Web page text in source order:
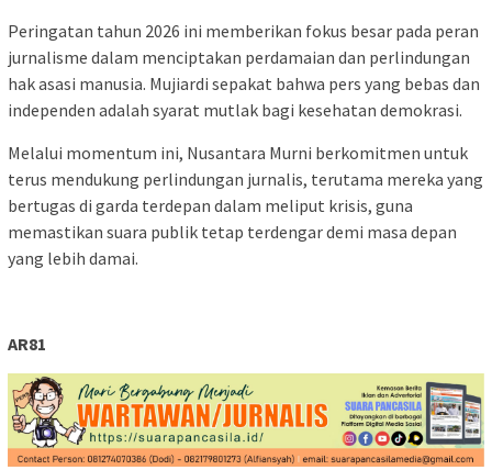
Peringatan tahun 2026 ini memberikan fokus besar pada peran
jurnalisme dalam menciptakan perdamaian dan perlindungan
hak asasi manusia. Mujiardi sepakat bahwa pers yang bebas dan
independen adalah syarat mutlak bagi kesehatan demokrasi.
Melalui momentum ini, Nusantara Murni berkomitmen untuk
terus mendukung perlindungan jurnalis, terutama mereka yang
bertugas di garda terdepan dalam meliput krisis, guna
memastikan suara publik tetap terdengar demi masa depan
yang lebih damai.
AR81